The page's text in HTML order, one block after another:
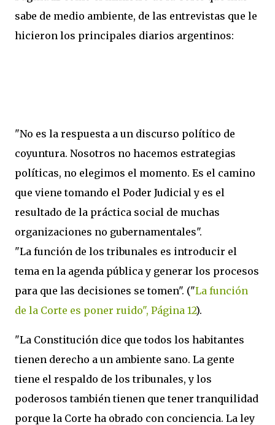
sabe de medio ambiente, de las entrevistas que le
hicieron los principales diarios argentinos:
"No es la respuesta a un discurso político de
coyuntura. Nosotros no hacemos estrategias
políticas, no elegimos el momento. Es el camino
que viene tomando el Poder Judicial y es el
resultado de la práctica social de muchas
organizaciones no gubernamentales".
"La función de los tribunales es introducir el
tema en la agenda pública y generar los procesos
para que las decisiones se tomen". ("La función
de la Corte es poner ruido", Página 12).
"La Constitución dice que todos los habitantes
tienen derecho a un ambiente sano. La gente
tiene el respaldo de los tribunales, y los
poderosos también tienen que tener tranquilidad
porque la Corte ha obrado con conciencia. La ley